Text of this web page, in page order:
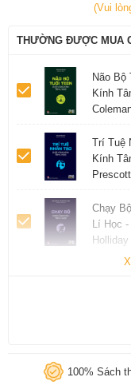
(Vui
THƯỜNG ĐƯỢC MUA
Não Bộ
Kính
Trí Tuệ
Kính
Prescott
Chạy
Lí Học
Holliday
100% Sách